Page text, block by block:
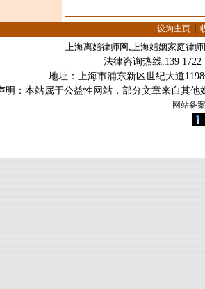
设为主页
上海离婚律师网 ,上海婚姻家庭律
法律咨询热线:139
地址：上海市浦东新区世纪大道
明：本站属于公益性网站，部分文章来自其
网站备